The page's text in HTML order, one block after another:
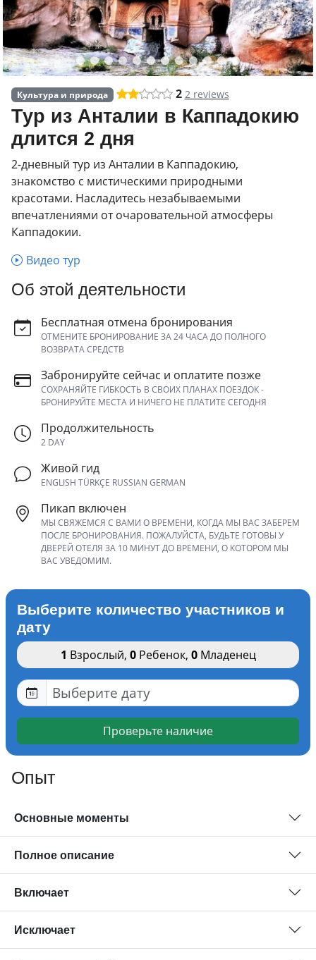
Культура и природа 2 2 reviews
Тур из Анталии в Каппадокию
длится 2 дня
2-дневный тур из Анталии в Каппадокию,
знакомство с мистическими природными
красотами. Насладитесь незабываемыми
впечатлениями от очаровательной атмосферы
Каппадокии.
Видео тур
Об этой деятельности
Бесплатная отмена бронирования
ОТМЕНИТЕ БРОНИРОВАНИЕ ЗА 24 ЧАСА ДО ПОЛНОГО
ВОЗВРАТА СРЕДСТВ
Забронируйте сейчас и оплатите позже
СОХРАНЯЙТЕ ГИБКОСТЬ В СВОИХ ПЛАНАХ ПОЕЗДОК -
БРОНИРУЙТЕ МЕСТА И НИЧЕГО НЕ ПЛАТИТЕ СЕГОДНЯ
Продолжительность
2 DAY
Живой гид
ENGLISH TÜRKÇE RUSSIAN GERMAN
Пикап включен
МЫ СВЯЖЕМСЯ С ВАМИ О ВРЕМЕНИ, КОГДА МЫ ВАС ЗАБЕРЕМ
ПОСЛЕ БРОНИРОВАНИЯ. ПОЖАЛУЙСТА, БУДЬТЕ ГОТОВЫ У
ДВЕРЕЙ ОТЕЛЯ ЗА 10 МИНУТ ДО ВРЕМЕНИ, О КОТОРОМ МЫ
ВАС УВЕДОМИМ.
Выберите количество участников и
дату
1 Взрослый, 0Ребенок, 0Младенец
Проверьте наличие
Опыт
Основные моменты
Полное описание
Включает
Исключает